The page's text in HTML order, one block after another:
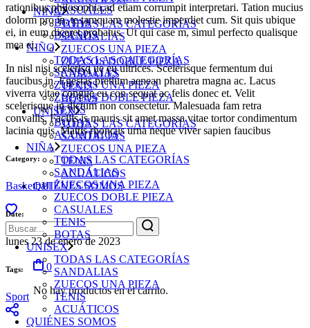
NIÑA
TODAS LAS CATEGORÍAS
SANDALIAS
ZUECOS UNA PIEZA
ZUECOS DOBLE PIEZA
CASUALES
TENIS
BOTAS
UNISEX
TODAS LAS CATEGORÍAS
SANDALIAS
ZUECOS UNA PIEZA
TENIS
ACUÁTICOS
QUIÉNES SOMOS
Búsqueda
para:
0
No hay productos en el carrito.
CASUALES
BOTAS
BOLSOS
NIÑO
TODAS LAS CATEGORÍAS
SANDALIAS
ZUECOS UNA PIEZA
ZUECOS DOBLE PIEZA
TENIS
BOTAS
ACUÁTICOS
NIÑA
TODAS LAS CATEGORÍAS
SANDALIAS
ZUECOS UNA PIEZA
ZUECOS DOBLE PIEZA
CASUALES
TENIS
BOTAS
UNISEX
TODAS LAS CATEGORÍAS
SANDALIAS
ZUECOS UNA PIEZA
TENIS
ACUÁTICOS
QUIÉNES SOMOS
rationibus philosophia,ad etiam corrumpit interpretari. Tation mucius
dolorm pro in, te tamquam molestie imperdiet cum. Sit quis ubique
ei, in eum diceret probatus. Ut qui case m, simul perfecto qualisque
mea ei.
In nisl nisi scelerisq ue eu ultrices. Scelerisque fermentum dui
faucibus in. Egestas pretium aenean pharetra magna ac. Lacus
viverra vitae congue eu con sequat ac felis donec et. Velit
scelerisque in dictum non consectetur. Malesuada fam retra
convallis. Facilis is mauris sit amet massa vitae tortor condimentum
lacinia quis. Mattis rhoncus urna neque viver sapien faucibus
Category:
Basketball
Date:
lunes 23 de enero de 2023
Tags:
Sport